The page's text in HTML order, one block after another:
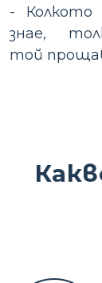
- Колкото
знае,
той